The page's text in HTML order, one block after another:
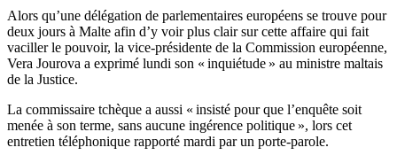
Alors qu’une délégation de parlementaires européens se trouve pour
deux jours à Malte afin d’y voir plus clair sur cette affaire qui fait
vaciller le pouvoir, la vice-présidente de la Commission européenne,
Vera Jourova a exprimé lundi son « inquiétude » au ministre maltais
de la Justice.
La commissaire tchèque a aussi « insisté pour que l’enquête soit
menée à son terme, sans aucune ingérence politique », lors cet
entretien téléphonique rapporté mardi par un porte-parole.